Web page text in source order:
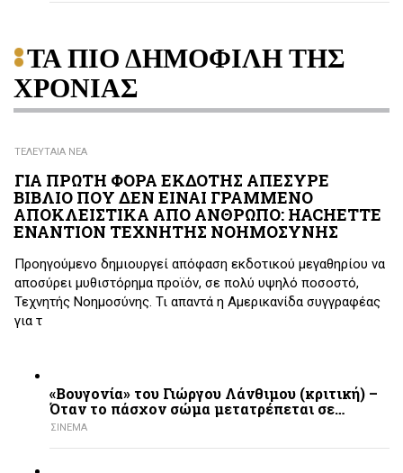
ΤΑ ΠΙΟ ΔΗΜΟΦΙΛΗ ΤΗΣ
ΧΡΟΝΙΑΣ
ΤΕΛΕΥΤΑΙΑ ΝΕΑ
ΓΙΑ ΠΡΩΤΗ ΦΟΡΑ ΕΚΔΟΤΗΣ ΑΠΕΣΥΡΕ
ΒΙΒΛΙΟ ΠΟΥ ΔΕΝ ΕΙΝΑΙ ΓΡΑΜΜΕΝΟ
ΑΠΟΚΛΕΙΣΤΙΚΑ ΑΠΟ ΑΝΘΡΩΠΟ: HACHETTE
ΕΝΑΝΤΙΟΝ ΤΕΧΝΗΤΗΣ ΝΟΗΜΟΣΥΝΗΣ
Προηγούμενο δημιουργεί απόφαση εκδοτικού μεγαθηρίου να
αποσύρει μυθιστόρημα προϊόν, σε πολύ υψηλό ποσοστό,
Τεχνητής Νοημοσύνης. Τι απαντά η Αμερικανίδα συγγραφέας
για τ
«Βουγονία» του Γιώργου Λάνθιμου (κριτική) –
Όταν το πάσχον σώμα μετατρέπεται σε…
ΣΙΝΕΜΑ